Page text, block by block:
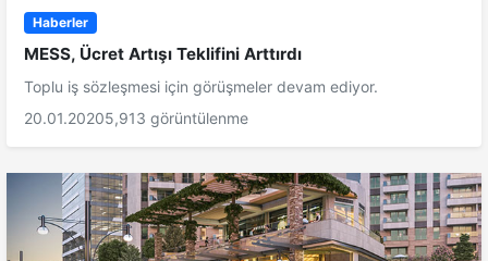
Haberler
MESS, Ücret Artışı Teklifini Arttırdı
Toplu iş sözleşmesi için görüşmeler devam ediyor.
20.01.20205,913 görüntülenme